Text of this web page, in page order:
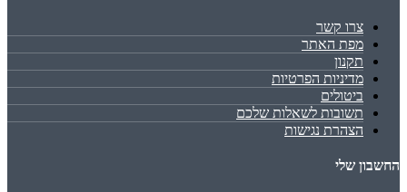
צרו קשר
מפת האתר
תקנון
מדיניות הפרטיות
ביטולים
תשובות לשאלות שלכם
הצהרת נגישות
החשבון שלי